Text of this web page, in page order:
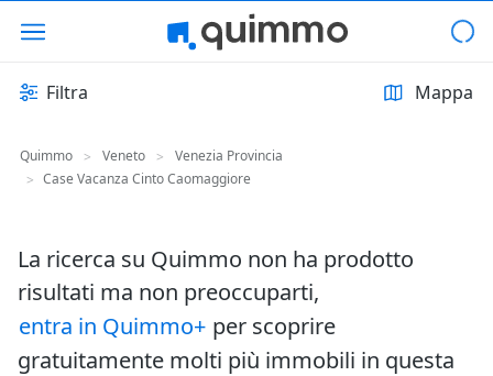
Filtra Mappa
Quimmo > Veneto >
Venezia Provincia
> Case Vacanza Cinto Caomaggiore
La ricerca su Quimmo non ha prodotto
risultati ma non preoccuparti,
entra in Quimmo+ per scoprire
gratuitamente molti più immobili in questa